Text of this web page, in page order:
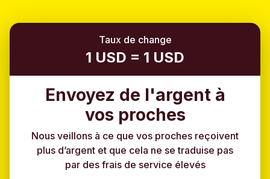
Taux de change
1 USD = 1 USD
Envoyez de l'argent à
vos proches
Nous veillons à ce que vos proches reçoivent
plus d’argent et que cela ne se traduise pas
par des frais de service élevés